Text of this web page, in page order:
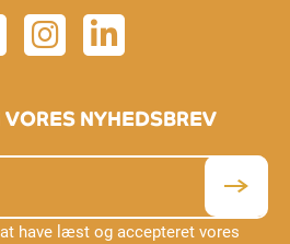
NYHEDSBREV
have læst og accepteret vores